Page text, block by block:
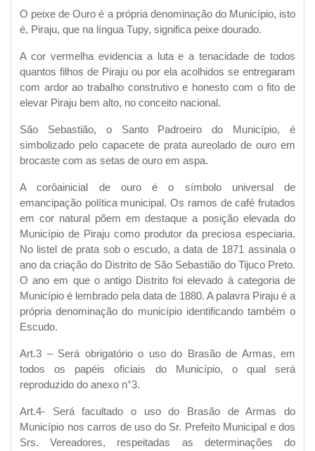
O peixe de Ouro é a própria denominação do Município, isto
é, Piraju, que na língua Tupy, significa peixe dourado.
A cor vermelha evidencia a luta e a tenacidade de todos
quantos filhos de Piraju ou por ela acolhidos se entregaram
com ardor ao trabalho construtivo e honesto com o fito de
elevar Piraju bem alto, no conceito nacional.
São Sebastião, o Santo Padroeiro do Município, é
simbolizado pelo capacete de prata aureolado de ouro em
brocaste com as setas de ouro em aspa.
A corôainicial de ouro é o símbolo universal de
emancipação política municipal. Os ramos de café frutados
em cor natural põem em destaque a posição elevada do
Município de Piraju como produtor da preciosa especiaria.
No listel de prata sob o escudo, a data de 1871 assinala o
ano da criação do Distrito de São Sebastião do Tijuco Preto.
O ano em que o antigo Distrito foi elevado à categoria de
Município é lembrado pela data de 1880. A palavra Piraju é a
própria denominação do município identificando também o
Escudo.
Art.3 – Será obrigatório o uso do Brasão de Armas, em
todos os papéis oficiais do Município, o qual será
reproduzido do anexo n°3.
Art.4- Será facultado o uso do Brasão de Armas do
Município nos carros de uso do Sr. Prefeito Municipal e dos
Srs. Vereadores, respeitadas as determinações do